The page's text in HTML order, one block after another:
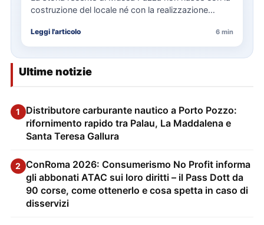
costruzione del locale né con la realizzazione
Leggi l'articolo 6 min
Ultime notizie
1
Distributore carburante nautico a Porto Pozzo:
rifornimento rapido tra Palau, La Maddalena e
Santa Teresa Gallura
2 ConRoma 2026: Consumerismo No Profit informa
gli abbonati ATAC sui loro diritti – il Pass Dott da
90 corse, come ottenerlo e cosa spetta in caso di
disservizi